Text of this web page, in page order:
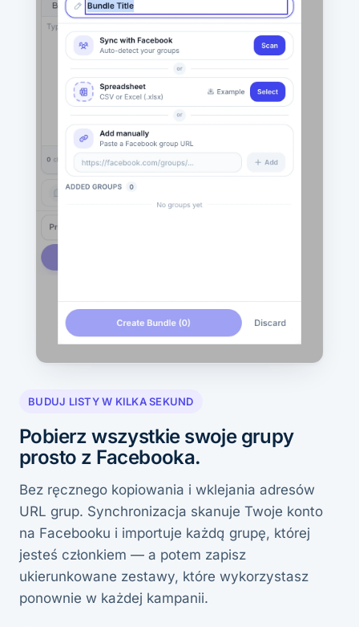
BUDUJ LISTY W KILKA SEKUND
Pobierz wszystkie swoje grupy
prosto z Facebooka.
Bez ręcznego kopiowania i wklejania adresów
URL grup. Synchronizacja skanuje Twoje konto
na Facebooku i importuje każdą grupę, której
jesteś członkiem — a potem zapisz
ukierunkowane zestawy, które wykorzystasz
ponownie w każdej kampanii.